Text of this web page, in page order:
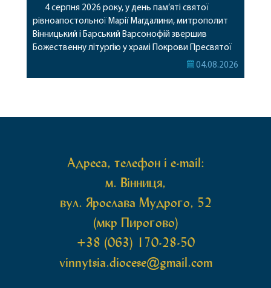
4 серпня 2026 року, у день пам’яті святої
рівноапостольної Марії Магдалини, митрополит
Вінницький і Барський Варсонофій звершив
Божественну літургію у храмі Покрови Пресвятої
Богородиці села Терешки Барського благочиння.
04.08.2026
Адреса, телефон і e-mail:
м. Вінниця,
вул. Ярослава Мудрого, 52
(мкр Пирогово)
+38 (063) 170-28-50
vinnytsia.diocese@gmail.com